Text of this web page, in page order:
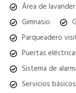
Área de
Gimnasio
Parqueadero
Puertas
Sistema de
Servicios